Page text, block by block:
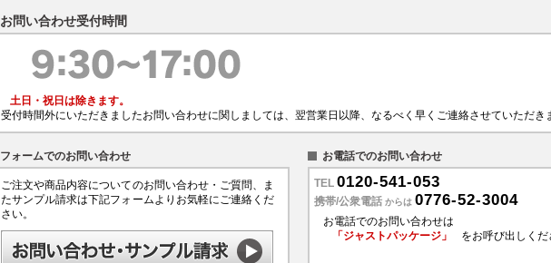
お問い合わせ受付時間
土日・祝日は除きます。
受付時間外にいただきましたお問い合わせに関しましては、翌営業日以降、なるべく早くご連絡させていただき
フォームでのお問い合わせ
ご注文や商品内容についてのお問い合わせ・ご質問、ま
たサンプル請求は下記フォームよりお気軽にご連絡くだ
さい。
お電話でのお問い合わせ
TEL 0120-541-053
携帯/公衆電話 からは 0776-52-3004
お電話でのお問い合わせは
「ジャストパッケージ」
をお呼び出しくだ